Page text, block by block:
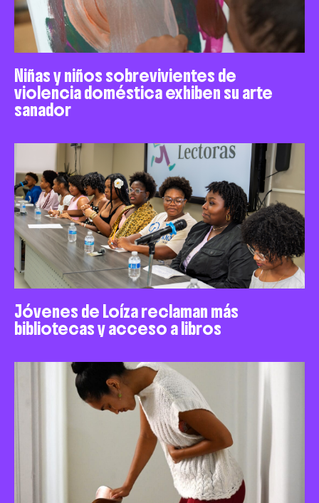
Niñas y niños sobrevivientes de
violencia doméstica exhiben su arte
sanador
Jóvenes de Loíza reclaman más
bibliotecas y acceso a libros